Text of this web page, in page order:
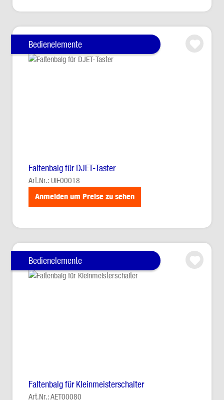
Bedienelemente
Faltenbalg für DJET-Taster
Art.Nr.: UIE00018
Anmelden um Preise zu sehen
Bedienelemente
Faltenbalg für Kleinmeisterschalter
Art.Nr.: AET00080